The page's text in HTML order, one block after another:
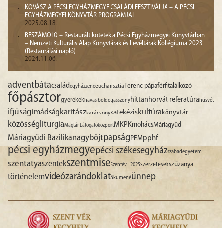
KOVÁSZ A PÉCSI EGYHÁZMEGYE CSALÁDI FESZTIVÁLJA – A PÉCSI
EGYHÁZMEGYEI KÖNYVTÁR PROGRAMJAI
2025.08.18.
BESZÁMOLÓ – Restaurált kötetek a Pécsi Egyházmegyei Könyvtárban
– Nemzeti Kulturális Alap Könyvtárak és Levéltárak Kollégiuma 2023
(Restaurálási napló)
2024.11.06.
adventbátacsaládegyházzeneeucharisztia Ferenc pápaférfitalálkozó
főpásztorgyerekekhavas boldogasszonyhittanhorvát referatúrahúsvét
ifjúságimádságkaritászkarácsonykatekéziskultúra könyvtár
közösségliturgiaMagtár LátogatóközpontMKPKmohácsMáriagyűd
Máriagyűdi Bazilikanagyböjtpapság PEMpphf
pécsi egyházmegyepécsi székesegyházszabadegyetem
szentatyaszentekszentmiseSzentév - 2025szerzetesekszűzanya
történelemvideózarándoklatökumenéünnep